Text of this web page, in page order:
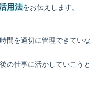
用法をお伝えします。
間を適切に管理できていな
の仕事に活かしていこうと